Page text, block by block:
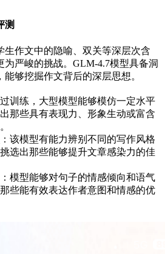
测
生作文中的隐喻、双关等深层次含
为严峻的挑战。GLM-4.7模型具备洞
够挖掘作文背后的深层思想。
训练，大型模型能够模仿一定水平
那些具有表现力、形象生动或富含
该模型有能力辨别不同的写作风格
选出那些能够提升文章感染力的佳
模型能够对句子的情感倾向和语气
些能有效表达作者意图和情感的优